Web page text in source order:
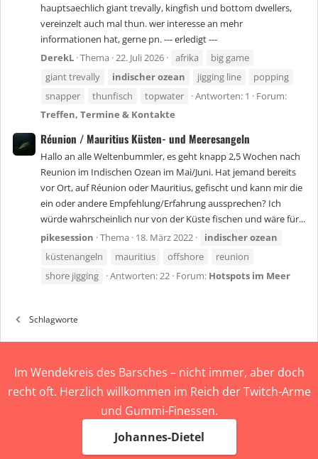
hauptsaechlich giant trevally, kingfish und bottom dwellers,
vereinzelt auch mal thun. wer interesse an mehr
informationen hat, gerne pn. --- erledigt ---
DerekL Thema 22. Juli 2026 afrika
big game
giant trevally
indischerozean jigging line
popping
snapper
thunfisch topwater Antworten: 1
Forum:
Treffen, Termine & Kontakte
Réunion / Mauritius Küsten- und Meeresangeln
Hallo an alle Weltenbummler, es geht knapp 2,5 Wochen nach
Reunion im Indischen Ozean im Mai/Juni. Hat jemand bereits
vor Ort, auf Réunion oder Mauritius, gefischt und kann mir die
ein oder andere Empfehlung/Erfahrung aussprechen? Ich
würde wahrscheinlich nur von der Küste fischen und wäre für...
pikesession Thema 18. März 2022 indischerozean
küstenangeln
mauritius offshore
reunion
shore jigging
Antworten: 22 Forum: Hotspots im Meer
Schlagworte
Im Wendekreis des Barsches – nicht immer, aber doch
recht oft. Herzlich willkommen im Reich der Twitch-Arme
und Gummi-Finessen.
Johannes-Dietel